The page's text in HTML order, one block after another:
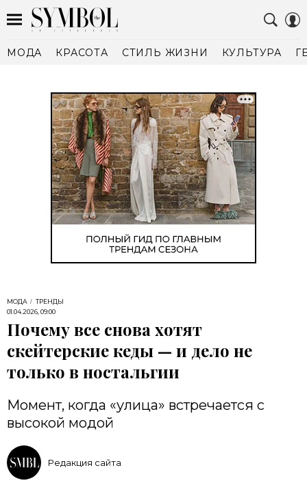
МОДА КРАСОТА СТИЛЬ ЖИЗНИ КУЛЬТУРА
МОДА
ТРЕНДЫ
01.04.2026, 09:00
Почему все снова хотят
скейтерские кеды — и дело не
только в ностальгии
Момент, когда «улица» встречается с
высокой модой
Редакция сайта